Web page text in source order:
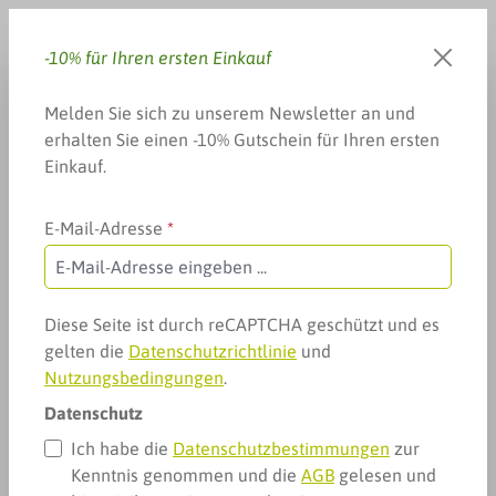
Du hast 0 Produkte auf dem
Warenkorb
Weitere Kategorien
spezielle Nahrungsmittel
Vitaworld Guarana Pur Kapseln
Bildergalerie überspringen
-10% für Ihren ersten Einkauf
Melden Sie sich zu unserem Newsletter an und
erhalten Sie einen -10% Gutschein für Ihren ersten
Einkauf.
E-Mail-Adresse *
Diese Seite ist durch reCAPTCHA geschützt und es
gelten die Datenschutzrichtlinie und
Nutzungsbedingungen.
Datenschutz
Ich habe die Datenschutzbestimmungen zur
Kenntnis genommen und die AGB gelesen und